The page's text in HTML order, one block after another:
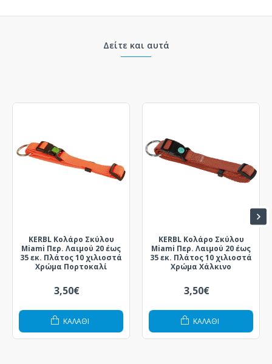
Δείτε και αυτά
KERBL Κολάρο Σκύλου
Miami Περ. Λαιμού 20 έως
35 εκ. Πλάτος 10 χιλιοστά
Χρώμα Πορτοκαλί
3,50€
ΚΑΛΆΘΙ
KERBL Κολάρο Σκύλου
Miami Περ. Λαιμού 20 έως
35 εκ. Πλάτος 10 χιλιοστά
Χρώμα Χάλκινο
3,50€
ΚΑΛΆΘΙ